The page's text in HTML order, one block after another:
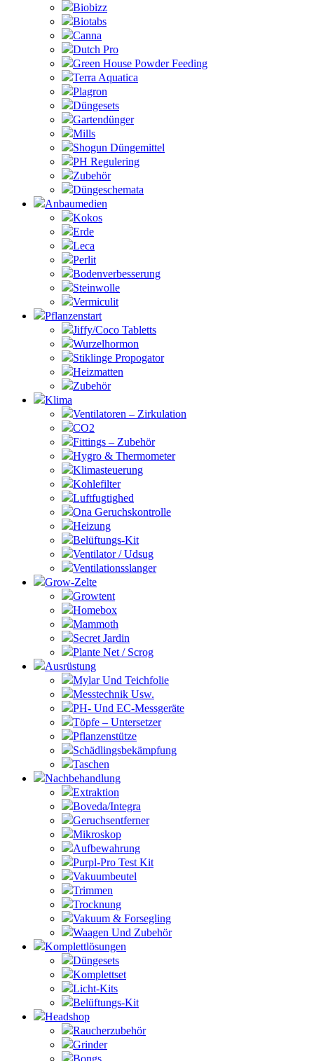
Biobizz
Biotabs
Canna
Dutch Pro
Green House Powder Feeding
Terra Aquatica
Plagron
Düngesets
Gartendünger
Mills
Shogun Düngemittel
PH Regulering
Zubehör
Düngeschemata
Anbaumedien
Kokos
Erde
Leca
Perlit
Bodenverbesserung
Steinwolle
Vermiculit
Pflanzenstart
Jiffy/Coco Tabletts
Wurzelhormon
Stiklinge Propogator
Heizmatten
Zubehör
Klima
Ventilatoren – Zirkulation
CO2
Fittings – Zubehör
Hygro & Thermometer
Klimasteuerung
Kohlefilter
Luftfugtighed
Ona Geruchskontrolle
Heizung
Belüftungs-Kit
Ventilator / Udsug
Ventilationsslanger
Grow-Zelte
Growtent
Homebox
Mammoth
Secret Jardin
Plante Net / Scrog
Ausrüstung
Mylar Und Teichfolie
Messtechnik Usw.
PH- Und EC-Messgeräte
Töpfe – Untersetzer
Pflanzenstütze
Schädlingsbekämpfung
Taschen
Nachbehandlung
Extraktion
Boveda/Integra
Geruchsentferner
Mikroskop
Aufbewahrung
Purpl-Pro Test Kit
Vakuumbeutel
Trimmen
Trocknung
Vakuum & Forsegling
Waagen Und Zubehör
Komplettlösungen
Düngesets
Komplettset
Licht-Kits
Belüftungs-Kit
Headshop
Raucherzubehör
Grinder
Bongs